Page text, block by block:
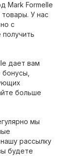
Mark Formelle
товары. У нас
с
дает вам
больше
мы
рассылку
будете